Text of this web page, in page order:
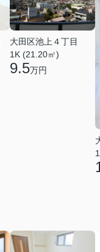
大田区池上４丁目
1K (21.20㎡)
9.5万円